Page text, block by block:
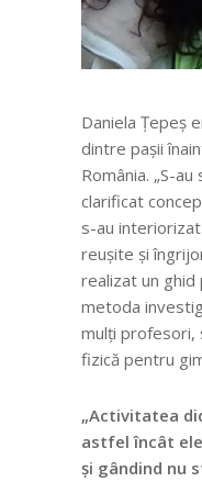
Daniela Țepeș
dintre pașii
România. „S-
clarificat
s-au
reușite și
realizat un
metoda
mulți profesori,
fizică pentru
„Activitatea
astfel încât
și gândind nu